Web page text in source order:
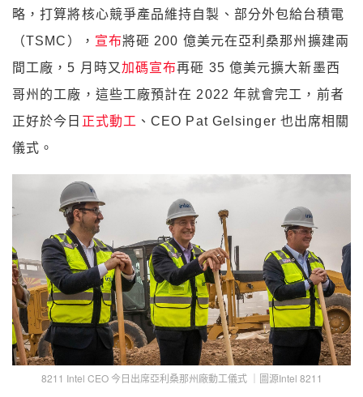
略，打算將核心競爭產品維持自製、部分外包給台積電
（TSMC）， 宣布將砸 200 億美元在亞利桑那州擴建兩
間工廠，5 月時又加碼宣布再砸 35 億美元擴大新墨西
哥州的工廠，這些工廠預計在 2022 年就會完工，前者
正好於今日 正式動工 、CEO Pat Gelsinger 也出席相關
儀式。
8211 Intel CEO 今日出席亞利桑那州廠動工儀式 ｜圖源Intel 8211